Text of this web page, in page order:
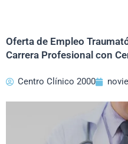
Oferta de Empleo
Carrera Profesional con
Centro Clínico 2000